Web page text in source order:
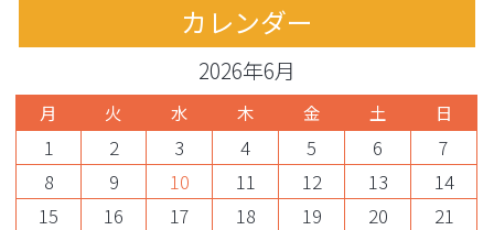
カレンダー
2026年6月
月 火 水 木 金 土 日
1 2 3 4 5 6
7
8
9 10 11 12 13
14
15
16 17 18 19 20
21